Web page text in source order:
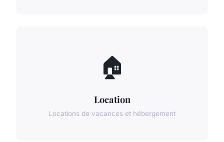
🏠
Location
Locations de vacances et hébergement